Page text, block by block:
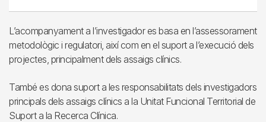
L’acompanyament a l’investigador es basa en l’assessorament
metodològic i regulatori, així com en el suport a l’execució dels
projectes, principalment dels assaigs clínics.
També es dona suport a les responsabilitats dels investigadors
principals dels assaigs clínics a la Unitat Funcional Territorial de
Suport a la Recerca Clínica.